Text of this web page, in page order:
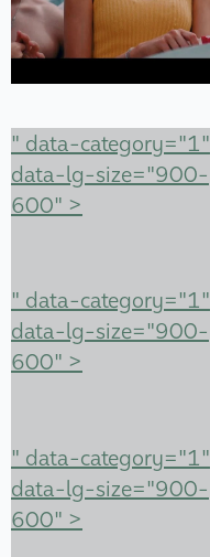
" data-category="1"
data-lg-size="900-
600" >
" data-category="1"
data-lg-size="900-
600" >
" data-category="1"
data-lg-size="900-
600" >